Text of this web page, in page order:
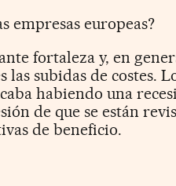
empresas europeas?
fortaleza y, en
subidas de costes.
habiendo una
de que se están
de beneficio.